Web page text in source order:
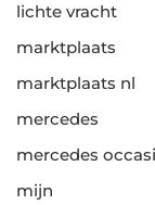
lichte vracht
marktplaats
marktplaats nl
mercedes
mercedes
mijn